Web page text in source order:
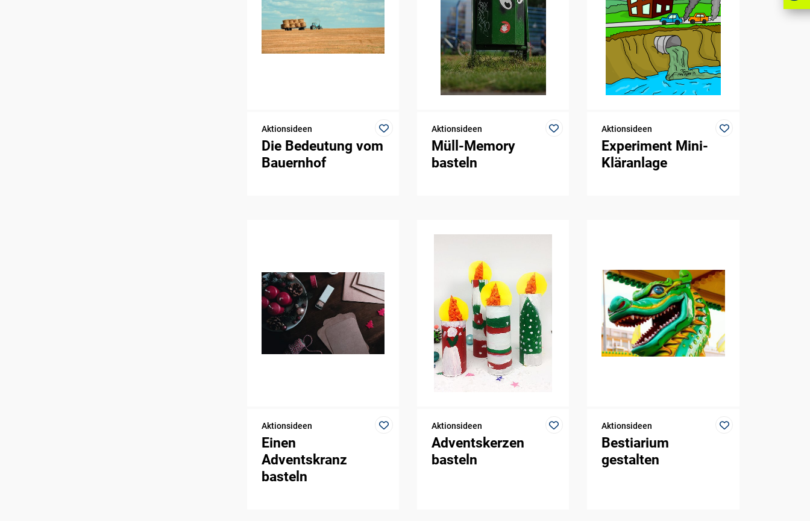
Aktionsideen
Die Bedeutung vom
Bauernhof
Aktionsideen
Müll-Memory
basteln
Aktionsideen
Experiment Mini-
Kläranlage
Aktionsideen
Einen
Adventskranz
basteln
Aktionsideen
Adventskerzen
basteln
Aktionsideen
Bestiarium
gestalten